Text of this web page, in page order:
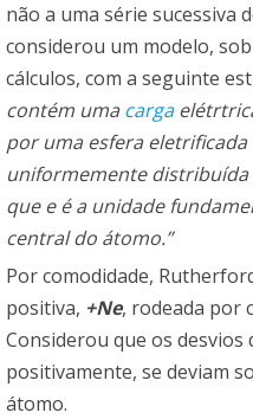
não a uma série sucessiva
considerou um modelo,
cálculos, com a seguinte
contém uma carga
por uma esfera eletrificada
uniformemente
que e é a unidade
central do átomo.”
Por comodidade,
positiva, +Ne, rodeada por
Considerou que os desvios
positivamente, se deviam
átomo.